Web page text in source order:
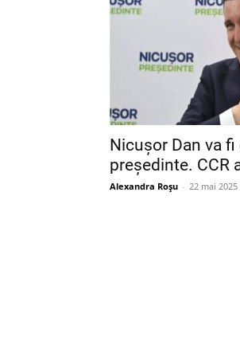
Nicușor Dan va fi
președinte. CCR
Alexandra Roșu - 22 mai 2025